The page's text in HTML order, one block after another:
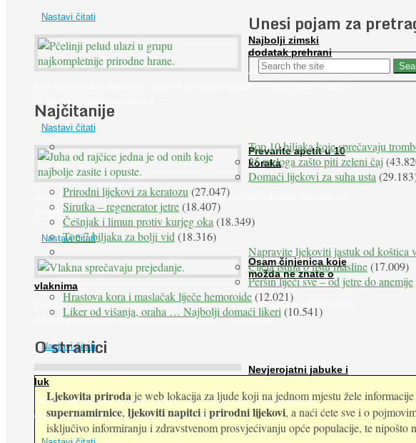
Nastavi čitati
Najbolji zimski
dodatak prehrani
Ako se pitate što nabaviti
grupu najkompletnije prirodne ...
Nastavi čitati
Prevarite apetit u 10
koraka
Želudac teško trpi stroge
dijete i gladovanje, no srećom po nas može ga se lako zavarati. Nezdravu i
pretjeranu želju ...
Nastavi čitati
Osam činjenica koje
možda ne znate o
vlaknima
Evo zašto su vlakna važna i zašto nas bombardiraju reklamama i pakiranjima
u kojima obećavaju najviši postotak vlakana ... 1. Vlakna ...
Nastavi čitati
Nevjerojatni jabuke i
luk
Muče li vas tegobe vezane uz srce, oči i živce, od kojih pati većina
dijabetičara u kasnijem stadiju bolesti, jabuke ...
Unesi pojam za
Najčitanije
Top 10 biljaka koje sprečavaju
25 razloga zašto piti zeleni čaj
Domaći lijekovi za suha usta
Prirodni lijekovi za keratozu (27.047)
Sirutka – regenerator jetre(18.407)
Češnjak i limun protiv kurjeg oka (18.349)
Top 7 biljaka za bolji vid (18.316)
Napravite ljekoviti jastuk od koštica
Cijela istina o listu masline(17.009)
Peršin liječi sve – od jetre do anemije
Hrastova kora i maslačak liječe hemoroide(12.021)
Liker od višanja, oraha … Najbolji domaći likeri (10.541)
O stranici
Ljekovita prirodaje web lokacija za ljude koji na jednom mjestu žele
supernamirnice,ljekoviti napitciiprirodni lijekovi, a naći ćete sve i o
isključivo informiranju i zdravstvenom prosvjećivanju opće populacije, te